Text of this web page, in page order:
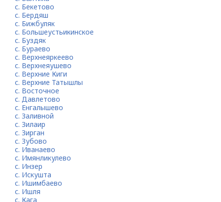
с. Бекетово
с. Бердяш
с. Бижбуляк
с. Большеустьикинское
с. Буздяк
с. Бураево
с. Верхнеяркеево
с. Верхнеяушево
с. Верхние Киги
с. Верхние Татышлы
с. Восточное
с. Давлетово
с. Енгалышево
с. Заливной
с. Зилаир
с. Зирган
с. Зубово
с. Иванаево
с. Имянликулево
с. Инзер
с. Искушта
с. Ишимбаево
с. Ишля
с. Кага